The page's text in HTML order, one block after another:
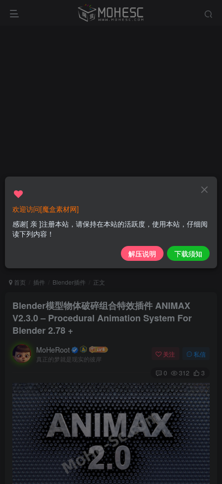
首页 插件 Blender插件 正文
Blender模型物体破碎组合特效插件 ANIMAX
V2.3.0 – Procedural Animation System For
Blender 2.78 +
MoHeRoot
真正的梦就是现实的彼岸
关注 私信
0 312 3
欢迎访问[魔盒素材网]
感谢[ 亲 ]注册本站，请保持在本站的活跃度，使用本站，仔细阅
读下列内容！
解压说明 下载须知